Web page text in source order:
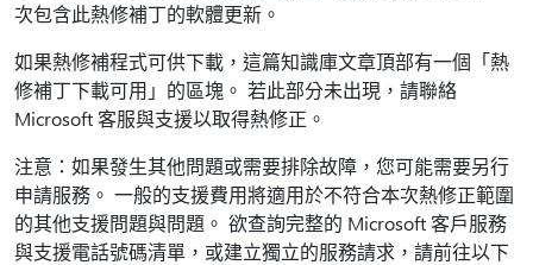
次包含此熱修補丁的軟體更新。
如果熱修補程式可供下載，這篇知識庫文章頂部有一個「熱
修補丁下載可用」的區塊。 若此部分未出現，請聯絡
Microsoft 客服與支援以取得熱修正。
注意：如果發生其他問題或需要排除故障，您可能需要另行
申請服務。 一般的支援費用將適用於不符合本次熱修正範圍
的其他支援問題與問題。 欲查詢完整的 Microsoft 客戶服務
與支援電話號碼清單，或建立獨立的服務請求，請前往以下